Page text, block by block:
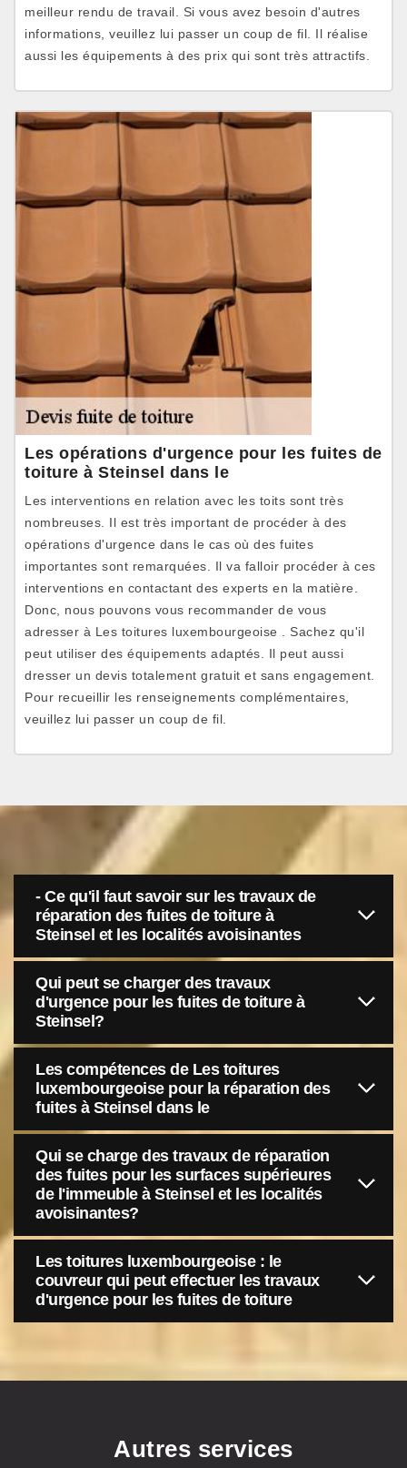
meilleur rendu de travail. Si vous avez besoin d'autres
informations, veuillez lui passer un coup de fil. Il réalise
aussi les équipements à des prix qui sont très attractifs.
Les opérations d'urgence pour les fuites de
toiture à Steinsel dans le
Les interventions en relation avec les toits sont très
nombreuses. Il est très important de procéder à des
opérations d'urgence dans le cas où des fuites
importantes sont remarquées. Il va falloir procéder à ces
interventions en contactant des experts en la matière.
Donc, nous pouvons vous recommander de vous
adresser à Les toitures luxembourgeoise . Sachez qu'il
peut utiliser des équipements adaptés. Il peut aussi
dresser un devis totalement gratuit et sans engagement.
Pour recueillir les renseignements complémentaires,
veuillez lui passer un coup de fil.
- Ce qu'il faut savoir sur les travaux de
réparation des fuites de toiture à
Steinsel et les localités avoisinantes
Qui peut se charger des travaux
d'urgence pour les fuites de toiture à
Steinsel?
Les compétences de Les toitures
luxembourgeoise pour la réparation des
fuites à Steinsel dans le
Qui se charge des travaux de réparation
des fuites pour les surfaces supérieures
de l'immeuble à Steinsel et les localités
avoisinantes?
Les toitures luxembourgeoise : le
couvreur qui peut effectuer les travaux
d'urgence pour les fuites de toiture
Autres services